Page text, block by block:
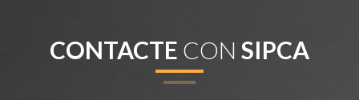
CONTACTE CON SIPCA